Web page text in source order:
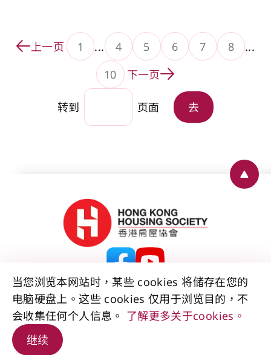
上一页
转到页面
1 ...
转到页面
4
转到页面
5 6
转到页面
7
转到页
8 ...
转到页面
10 下一页
转到 页面 去
联络我们免责声明版权公告 私隐政策声明
资料公开声明 无障碍声明网站地图
当您浏览本网站时，某些 cookies 将储存在您的
电脑硬盘上。这些 cookies 仅用于浏览目的，不
会收集任何个人信息。 了解更多关于cookies。
继续